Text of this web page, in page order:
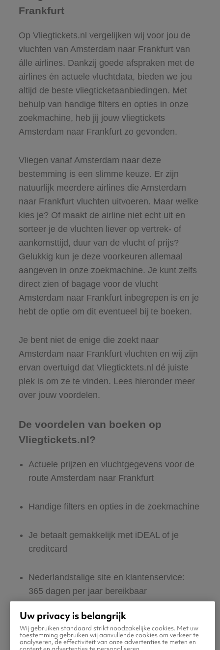
Frankfurt
Op Vliegtickets.nl vergelijken wij voor jou de
vluchten van Amsterdam naar Frankfurt van
álle airlines. Dankzij goede afspraken met de
airlines én actuele vluchtdata, bieden we jou
altijd de beste vliegticketaanbiedingen. Met
behulp van handige filters en opties in onze
zoekmachine, heb jij jouw vliegtickets
Amsterdam naar Frankfurt zo gevonden.
Vliegen vanaf Amsterdam naar deze
bestemming is een slimme keuze. Er zijn
natuurlijk meerdere airlines die Amsterdam
naar Frankfurt vluchten uitvoeren. Maar welke
kies je? Of maakt de airline niet echt uit en
sorteer je de vluchten liever op vertrek- of
aankomsttijd, duur van de vlucht of prijs?
Gelukkig kun je deze voorkeuren allemaal
aangeven in onze zoekmachine. Je kunt zelfs
direct zien of bagage voor de vlucht
Amsterdam naar Frankfurt inbegrepen is en je
hebt de optie om dit eventueel bij te boeken.
Je bent niet de enige die zoekt naar
Amsterdam naar Frankfurt vluchten en wij zijn
ervan overtuigd dat Vliegticktets.nl dé juiste
plek is om ze te vinden. Lees hieronder meer
over jouw voordelen.
De voordelen van boeken op
Vliegtickets.nl?
Actuele prijzen en vluchtgegevens voor de
route Amsterdam naar Frankfurt
Handige filters en opties in de zoekmachine
Je betaalt gemakkelijk met iDEAL of je
creditcard
Nederlandstalige site en klantenservice:
365 dagen per jaar bereikbaar
Zeker van veilig boeken en betalen
Boek ook direct een hotel of huurauto voor
Uw privacy is belangrijk
Wij gebruiken standaard strikt noodzakelijke cookies. Met uw
toestemming gebruiken wij aanvullende cookies om verkeer te
analyseren, de effectiviteit van onze advertenties te meten en